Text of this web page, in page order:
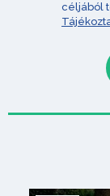
céljából